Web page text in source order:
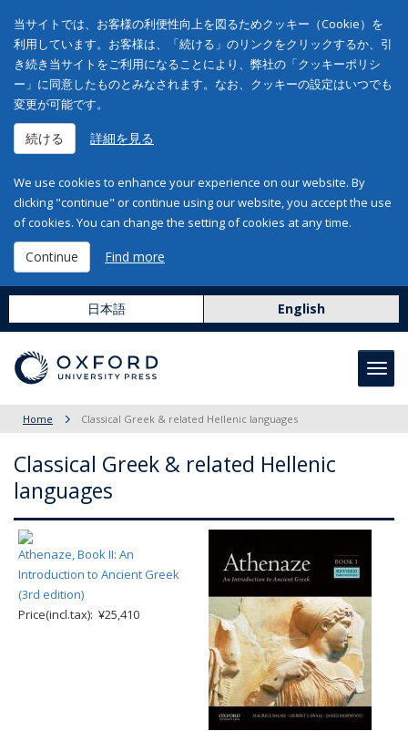
当サイトでは、お客様の利便性向上を図るためクッキー（Cookie）を
利用しています。お客様は、「続ける」のリンクをクリックするか、引
き続き当サイトをご利用になることにより、弊社の「クッキーポリシ
ー」に同意したものとみなされます。なお、クッキーの設定はいつでも
変更が可能です。
続ける 詳細を見る
We use cookies to enhance your experience on our website. By
clicking "continue" or continue using our website, you accept the use
of cookies. You can change the setting of cookies at any time.
Continue Find more
日本語 English
Home Classical Greek & related Hellenic languages
Classical Greek & related Hellenic
languages
Athenaze, Book II: An
Introduction to Ancient Greek
(3rd edition)
Price(incl.tax): ¥25,410